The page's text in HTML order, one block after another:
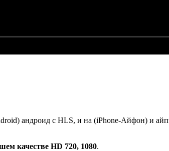
андроид с HLS, и на (iPhone-Айфон) и
качестве HD 720, 1080.